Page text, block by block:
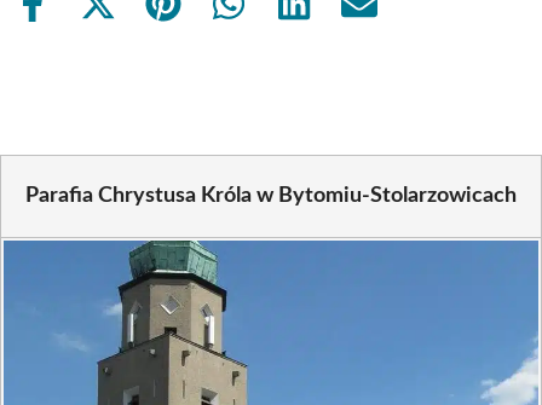
Share
Share
Share
Share
Share
Share
Parafia Chrystusa Króla w Bytomiu-Stolarzowicach